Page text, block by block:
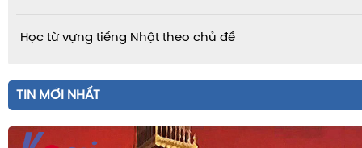
Học từ vựng tiếng Nhật theo chủ đề
TIN MỚI NHẤT